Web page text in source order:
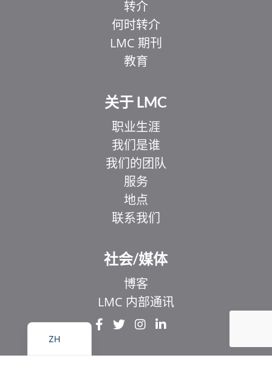
转介
何时转介
LMC 期刊
教育
关于 LMC
职业生涯
我们是谁
我们的团队
服务
地点
联系我们
社会/媒体
博客
LMC 内部通讯
ZH